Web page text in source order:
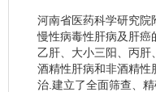
河南省医药科学研究院
慢性病毒性肝病及肝癌
乙肝、大小三阳、丙肝
酒精性肝病和非酒精性
治.建立了全面筛查、精